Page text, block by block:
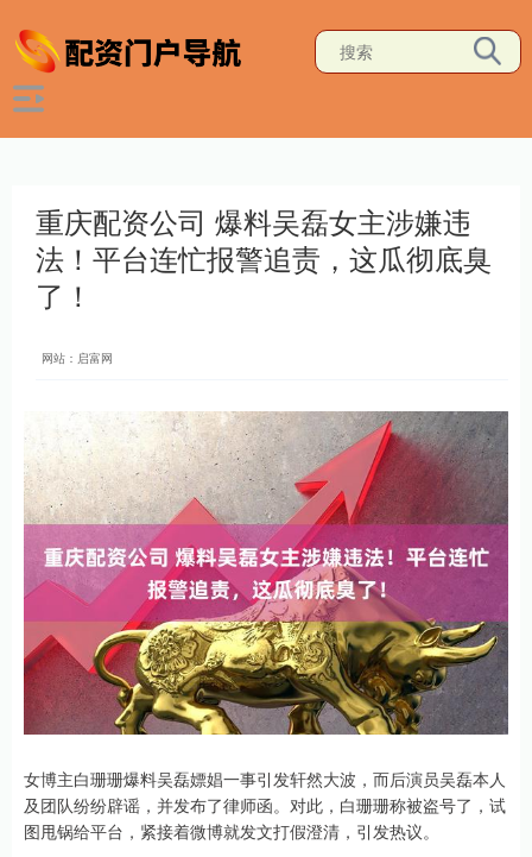
重庆配资公司 爆料吴磊女主涉嫌违
法！平台连忙报警追责，这瓜彻底臭
了！
网站：启富网
女博主白珊珊爆料吴磊嫖娼一事引发轩然大波，而后演员吴磊本人
及团队纷纷辟谣，并发布了律师函。对此，白珊珊称被盗号了，试
图甩锅给平台，紧接着微博就发文打假澄清，引发热议。